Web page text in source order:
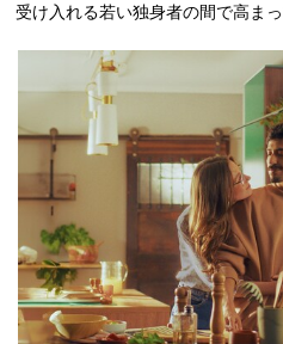
受け入れる若い独身者の間で高ま